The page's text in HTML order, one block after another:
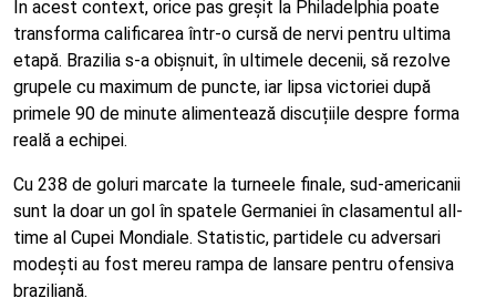
În acest context, orice pas greșit la Philadelphia poate
transforma calificarea într-o cursă de nervi pentru ultima
etapă. Brazilia s-a obișnuit, în ultimele decenii, să rezolve
grupele cu maximum de puncte, iar lipsa victoriei după
primele 90 de minute alimentează discuțiile despre forma
reală a echipei.
Cu 238 de goluri marcate la turneele finale, sud-americanii
sunt la doar un gol în spatele Germaniei în clasamentul all-
time al Cupei Mondiale. Statistic, partidele cu adversari
modești au fost mereu rampa de lansare pentru ofensiva
braziliană.